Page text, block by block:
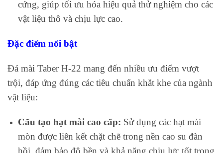
cứng, giúp tối ưu hóa hiệu quả thử nghiệm cho các
vật liệu thô và chịu lực cao.
Đặc điểm nổi bật
Đá mài Taber H-22 mang đến nhiều ưu điểm vượt
trội, đáp ứng đúng các tiêu chuẩn khắt khe của ngành
vật liệu:
Cấu tạo hạt mài cao cấp: Sử dụng các hạt mài
mòn được liên kết chặt chẽ trong nền cao su đàn
hồi, đảm bảo độ bền và khả năng chịu lực tốt trong